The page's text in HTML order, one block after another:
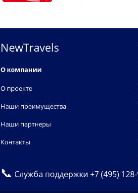
NewTravels
О компании
О проекте
Наши преимущества
Наши партнеры
Контакты
📞 Служба поддержки +7 (495)